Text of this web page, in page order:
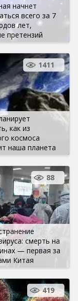
начнет
всего за 7
лет,
претензий
как из
космоса
наша планета
1411
смерть на
— первая за
Китая
88
419